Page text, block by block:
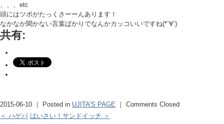
、、、etc
頭にはツボがたっくさーーんあります！
なかなか聞かない言葉ばかりでなんかカッコいいですね(*´∀`)
共有:
2015-06-10 ｜ Posted in UJITA'S PAGE ｜ Comments Closed
＜ ハゲパ はいさい！サンドイッチ ＞